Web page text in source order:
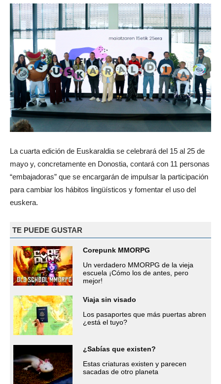
La cuarta edición de Euskaraldia se celebrará del 15 al 25 de
mayo y, concretamente en Donostia, contará con 11 personas
“embajadoras” que se encargarán de impulsar la participación
para cambiar los hábitos lingüísticos y fomentar el uso del
euskera.
TE PUEDE GUSTAR
Corepunk MMORPG
Un verdadero MMORPG de la vieja
escuela ¡Cómo los de antes, pero
mejor!
Viaja sin visado
Los pasaportes que más puertas abren
¿está el tuyo?
¿Sabías que existen?
Estas criaturas existen y parecen
sacadas de otro planeta